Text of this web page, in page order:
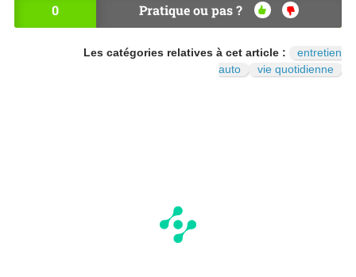
0 Pratique ou pas ?
OU
I
NO
Les catégories relatives à cet article :
entretien
auto
vie quotidienne